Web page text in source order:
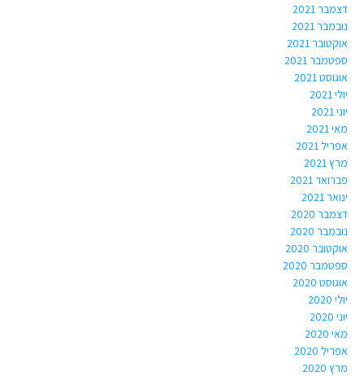
דצמבר 2021
נובמבר 2021
אוקטובר 2021
ספטמבר 2021
אוגוסט 2021
יולי 2021
יוני 2021
מאי 2021
אפריל 2021
מרץ 2021
פברואר 2021
ינואר 2021
דצמבר 2020
נובמבר 2020
אוקטובר 2020
ספטמבר 2020
אוגוסט 2020
יולי 2020
יוני 2020
מאי 2020
אפריל 2020
מרץ 2020